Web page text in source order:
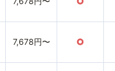
7,678円〜 ○